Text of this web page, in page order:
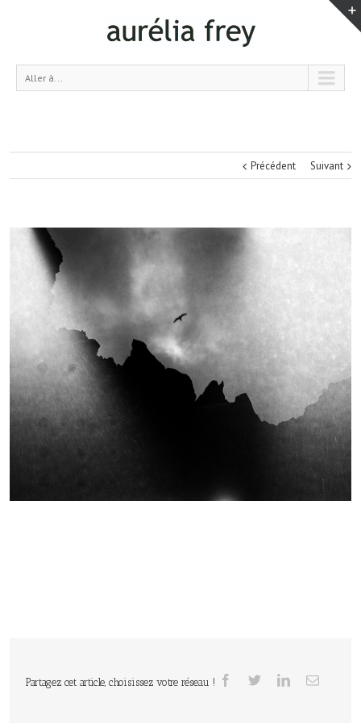
Aller à...
Précédent Suivant
Partagez cet article, choisissez votre réseau !